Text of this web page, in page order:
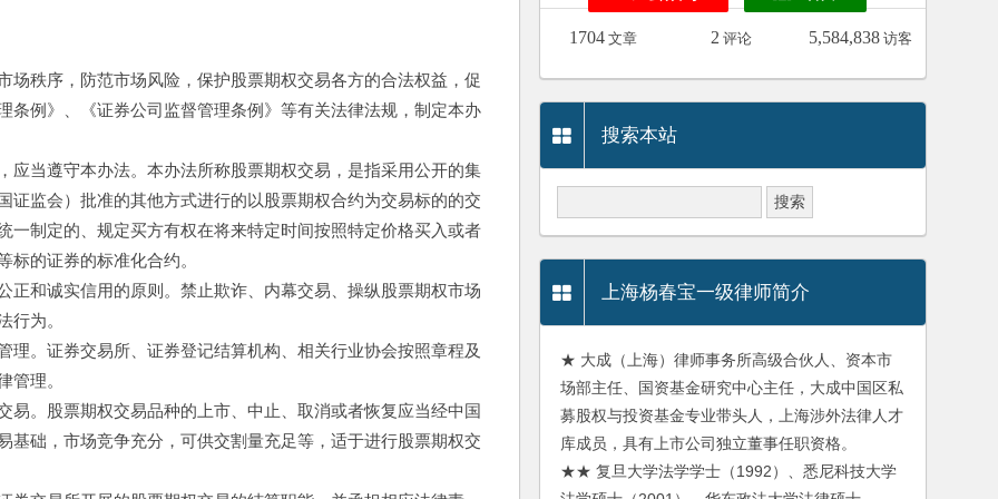
场秩序，防范市场风险，保护股票期权交易各方的合法权益，促
条例》、《证券公司监督管理条例》等有关法律法规，制定本办
应当遵守本办法。本办法所称股票期权交易，是指采用公开的集
监会）批准的其他方式进行的以股票期权合约为交易标的的交
一制定的、规定买方有权在将来特定时间按照特定价格买入或者
的证券的标准化合约。
和诚实信用的原则。禁止欺诈、内幕交易、操纵股票期权市场
行为。
。证券交易所、证券登记结算机构、相关行业协会按照章程及
管理。
。股票期权交易品种的上市、中止、取消或者恢复应当经中国
础，市场竞争充分，可供交割量充足等，适于进行股票期权交
1704 文章 2 评论 5,584,838 访客
搜索本站
上海杨春宝一级律师简介
★ 大成（上海）律师事务所高级合伙人、资本市
场部主任、国资基金研究中心主任，大成中国区私
募股权与投资基金专业带头人，上海涉外法律人才
库成员，具有上市公司独立董事任职资格。
★★ 复旦大学法学学士（1992）、悉尼科技大学